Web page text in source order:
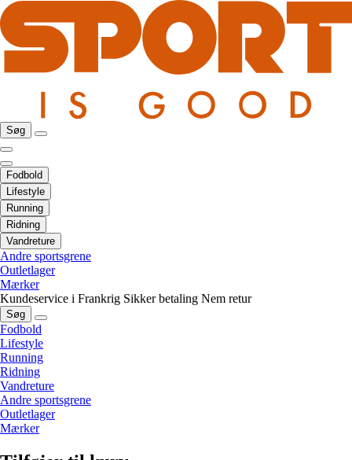
Søg
Fodbold
Lifestyle
Running
Ridning
Vandreture
Andre sportsgrene
Outletlager
Mærker
Kundeservice i Frankrig Sikker betaling Nem retur
Søg
Fodbold
Lifestyle
Running
Ridning
Vandreture
Andre sportsgrene
Outletlager
Mærker